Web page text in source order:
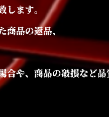
します。
品の返品、
場合や、商品の破損な